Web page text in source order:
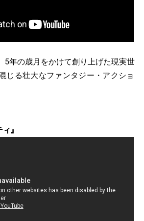
5年の歳月をかけて創り上げた現実世
じる壮大なファンタジー・アクショ
』